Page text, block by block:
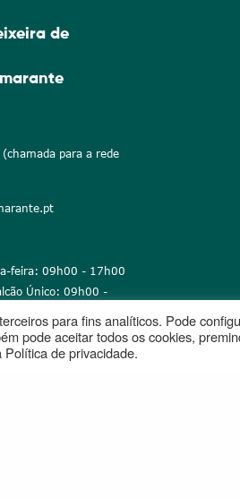
de
para a rede
feira: 09h00 - 17h00
Único: 09h00 -
para fins analíticos. Pode
pode aceitar todos os cookies,
de privacidade.